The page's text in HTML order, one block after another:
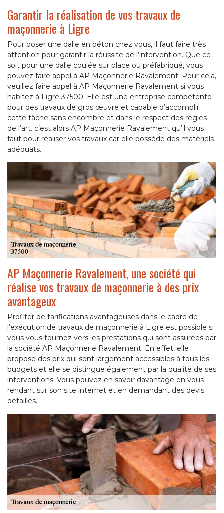
Garantir la réalisation de vos travaux de
maçonnerie à Ligre
Pour poser une dalle en béton chez vous, il faut faire très
attention pour garantir la réussite de l’intervention. Que ce
soit pour une dalle coulée sur place ou préfabriqué, vous
pouvez faire appel à AP Maçonnerie Ravalement. Pour cela,
veuillez faire appel à AP Maçonnerie Ravalement si vous
habitez à Ligre 37500. Elle est une entreprise compétente
pour des travaux de gros œuvre et capable d’accomplir
cette tâche sans encombre et dans le respect des règles
de l’art. c’est alors AP Maçonnerie Ravalement qu’il vous
faut pour réaliser vos travaux car elle possède des matériels
adéquats.
AP Maçonnerie Ravalement, une société qui
réalise vos travaux de maçonnerie à des prix
avantageux
Profiter de tarifications avantageuses dans le cadre de
l’exécution de travaux de maçonnerie à Ligre est possible si
vous vous tournez vers les prestations qui sont assurées par
la société AP Maçonnerie Ravalement. En effet, elle
propose des prix qui sont largement accessibles à tous les
budgets et elle se distingue également par la qualité de ses
interventions. Vous pouvez en savoir davantage en vous
rendant sur son site internet et en demandant des devis
détaillés.